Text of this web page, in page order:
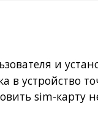
и
устройство
sim-карту